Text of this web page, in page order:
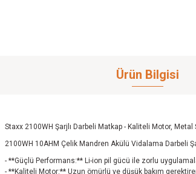
Ürün Bilgisi
Staxx 2100WH Şarjlı Darbeli Matkap - Kaliteli Motor,
2100WH 10AHM Çelik Mandren Akülü Vidalama Darbeli
- **Güçlü Performans:** Li-ion pil gücü ile zorlu
- **Kaliteli Motor:** Uzun ömürlü ve düşük bakım